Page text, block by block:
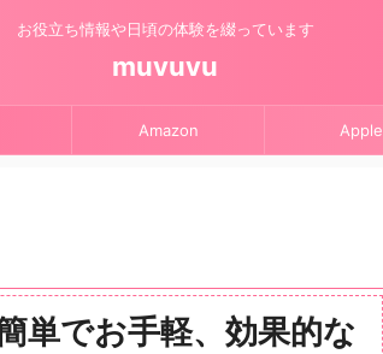
お役立ち情報や日頃の体験を綴っています
muvuvu
Amazon Apple
単でお手軽、効果的な